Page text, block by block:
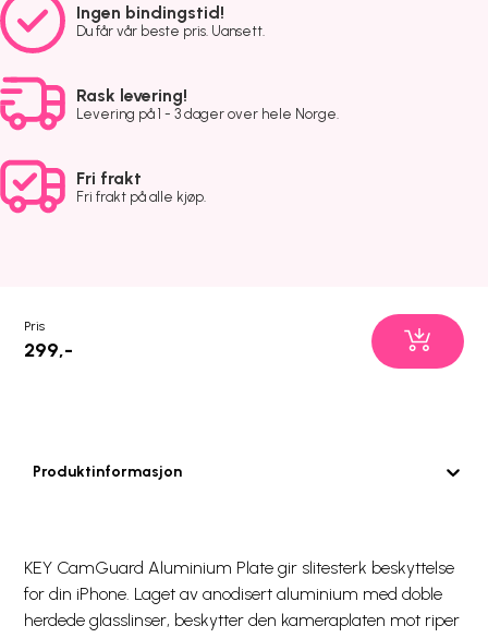
Ingen bindingstid!
Du får vår beste pris. Uansett.
Rask levering!
Levering på 1 - 3 dager over hele Norge.
Fri frakt
Fri frakt på alle kjøp.
Pris
299,-
Produktinformasjon
KEY CamGuard Aluminium Plate gir slitesterk beskyttelse
for din iPhone. Laget av anodisert aluminium med doble
herdede glasslinser, beskytter den kameraplaten mot riper